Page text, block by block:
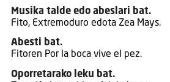
Musika talde edo abeslari bat.
Fito, Extremoduro edota Zea Mays.
Abesti bat.
Fitoren Por la boca vive el pez.
Oporretarako leku bat.